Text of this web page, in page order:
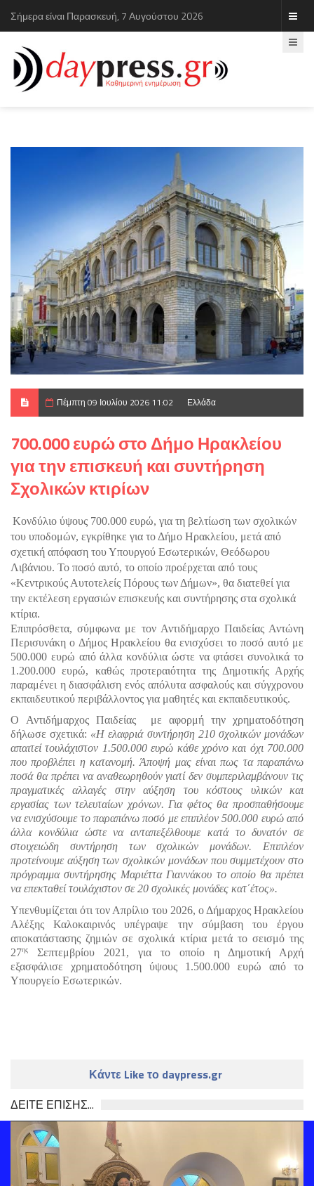
Σήμερα είναι Παρασκευή, 7 Αυγούστου 2026
Πέμπτη 09 Ιουλίου 2026 11:02 Ελλάδα
700.000 ευρώ στο Δήμο Ηρακλείου
για την επισκευή και συντήρηση
Σχολικών κτιρίων
Κονδύλιο ύψους 700.000 ευρώ, για τη βελτίωση των σχολικών
του υποδομών, εγκρίθηκε για το Δήμο Ηρακλείου, μετά από
σχετική απόφαση του Υπουργού Εσωτερικών, Θεόδωρου
Λιβάνιου. Το ποσό αυτό, το οποίο προέρχεται από τους
«Κεντρικούς Αυτοτελείς Πόρους των Δήμων», θα διατεθεί για
την εκτέλεση εργασιών επισκευής και συντήρησης στα σχολικά
κτίρια.
Επιπρόσθετα, σύμφωνα με τον Αντιδήμαρχο Παιδείας Αντώνη
Περισυνάκη ο Δήμος Ηρακλείου θα ενισχύσει το ποσό αυτό με
500.000 ευρώ από άλλα κονδύλια ώστε να φτάσει συνολικά το
1.200.000 ευρώ, καθώς προτεραιότητα της Δημοτικής Αρχής
παραμένει η διασφάλιση ενός απόλυτα ασφαλούς και σύγχρονου
εκπαιδευτικού περιβάλλοντος για μαθητές και εκπαιδευτικούς.
O Αντιδήμαρχος Παιδείας  με αφορμή την χρηματοδότηση
δήλωσε σχετικά: «Η ελαφριά συντήρηση 210 σχολικών μονάδων
απαιτεί τουλάχιστον 1.500.000 ευρώ κάθε χρόνο και όχι 700.000
που προβλέπει η κατανομή. Άποψή μας είναι πως τα παραπάνω
ποσά θα πρέπει να αναθεωρηθούν γιατί δεν συμπεριλαμβάνουν τις
πραγματικές αλλαγές στην αύξηση του κόστους υλικών και
εργασίας των τελευταίων χρόνων. Για φέτος θα προσπαθήσουμε
να ενισχύσουμε το παραπάνω ποσό με επιπλέον 500.000 ευρώ από
άλλα κονδύλια ώστε να ανταπεξέλθουμε κατά το δυνατόν σε
στοιχειώδη συντήρηση των σχολικών μονάδων. Επιπλέον
προτείνουμε αύξηση των σχολικών μονάδων που συμμετέχουν στο
πρόγραμμα συντήρησης Μαριέττα Γιαννάκου το οποίο θα πρέπει
να επεκταθεί τουλάχιστον σε 20 σχολικές μονάδες κατ΄έτος».
Υπενθυμίζεται ότι τον Απρίλιο του 2026, ο Δήμαρχος Ηρακλείου
Αλέξης Καλοκαιρινός υπέγραψε την σύμβαση του έργου
αποκατάστασης ζημιών σε σχολικά κτίρια μετά το σεισμό της
27ης
Σεπτεμβρίου 2021, για το οποίο η Δημοτική Αρχή
εξασφάλισε χρηματοδότηση ύψους 1.500.000 ευρώ από το
Υπουργείο Εσωτερικών.
Κάντε Like το daypress.gr
ΔΕΙΤΕ ΕΠΙΣΗΣ...